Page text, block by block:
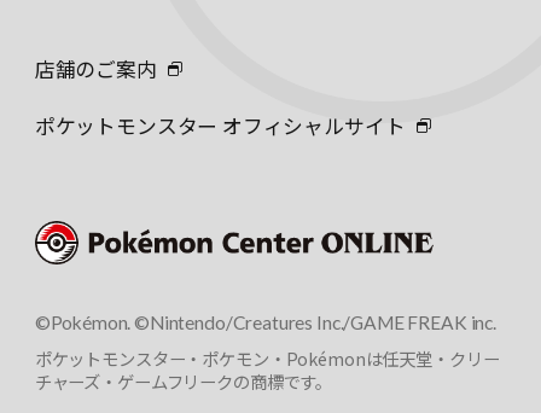
店舗のご案内
ポケットモンスター オフィシャルサイト
©Pokémon. ©Nintendo/Creatures Inc./GAME FREAK inc.
ポケットモンスター・ポケモン・Pokémonは任天堂・クリー
チャーズ・ゲームフリークの商標です。